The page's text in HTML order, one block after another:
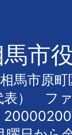
市
馬市原町
表） フ